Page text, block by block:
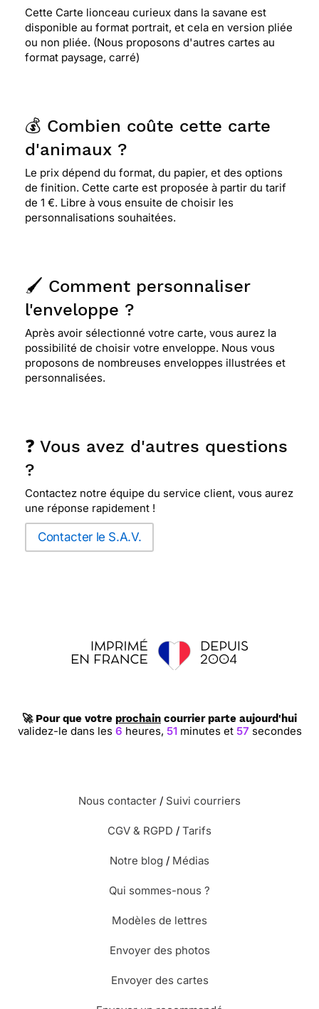
Cette Carte lionceau curieux dans la savane est
disponible au format portrait, et cela en version pliée
ou non pliée. (Nous proposons d'autres cartes au
format paysage, carré)
💰 Combien coûte cette carte
d'animaux ?
Le prix dépend du format, du papier, et des options
de finition. Cette carte est proposée à partir du tarif
de 1 €. Libre à vous ensuite de choisir les
personnalisations souhaitées.
🖌️ Comment personnaliser
l'enveloppe ?
Après avoir sélectionné votre carte, vous aurez la
possibilité de choisir votre enveloppe. Nous vous
proposons de nombreuses enveloppes illustrées et
personnalisées.
❓ Vous avez d'autres questions
?
Contactez notre équipe du service client, vous aurez
une réponse rapidement !
Contacter le S.A.V.
🚀 Pour que votre prochain courrier parte aujourd'hui
validez-le dans les 6 heures, 51minutes et 56 secondes
Nous contacter / Suivi courriers
CGV & RGPD / Tarifs
Notre blog / Médias
Qui sommes-nous ?
Modèles de lettres
Envoyer des photos
Envoyer des cartes